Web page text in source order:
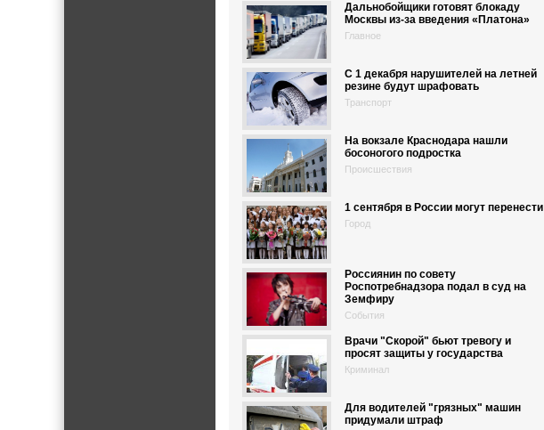
Дальнобойщики готовят блокаду
Москвы из-за введения «Платона»
Главное
С 1 декабря нарушителей на летней
резине будут шрафовать
Транспорт
На вокзале Краснодара нашли
босоногого подростка
Происшествия
1 сентября в России могут перенести
Город
Россиянин по совету
Роспотребнадзора подал в суд на
Земфиру
События
Врачи "Скорой" бьют тревогу и
просят защиты у государства
Криминал
Для водителей "грязных" машин
придумали штраф